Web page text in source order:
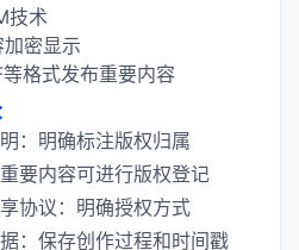
技术
密显示
格式发布重要内容
：明确标注版权归属
要内容可进行版权登记
协议：明确授权方式
：保存创作过程和时间戳